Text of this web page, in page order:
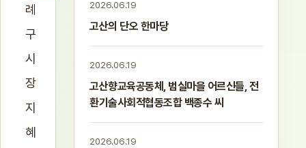
례
구
시
장
지
혜
2026.06.19
고산의 단오 한마당
2026.06.19
고산향교육공동체, 범실마을 어르신들, 전
환기술사회적협동조합 백종수 씨
2026.06.19